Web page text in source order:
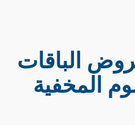
الباقات
المخفية